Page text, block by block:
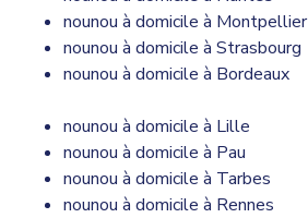
nounou à domicile à Montpellier
nounou à domicile à Strasbourg
nounou à domicile à Bordeaux
nounou à domicile à Lille
nounou à domicile à Pau
nounou à domicile à Tarbes
nounou à domicile à Rennes